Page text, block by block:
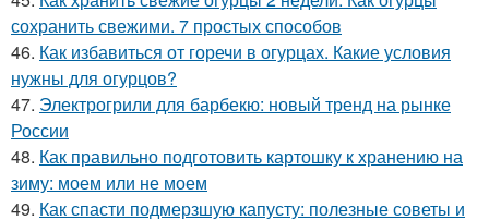
сохранить свежими. 7 простых способов
46. Как избавиться от горечи в огурцах. Какие условия
нужны для огурцов?
47. Электрогрили для барбекю: новый тренд на рынке
России
48. Как правильно подготовить картошку к хранению на
зиму: моем или не моем
49. Как спасти подмерзшую капусту: полезные советы и